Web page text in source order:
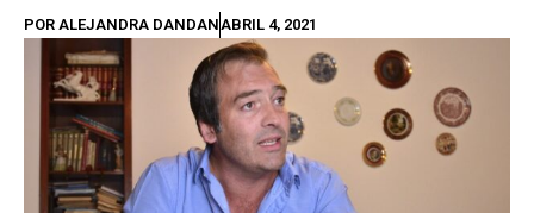
POR ALEJANDRA DANDANABRIL 4, 2021